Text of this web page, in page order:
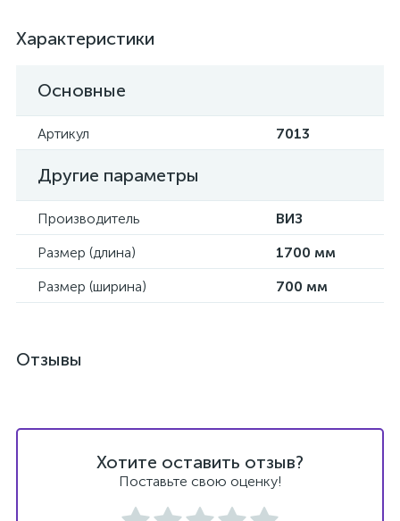
Характеристики
Основные
Артикул 7013
Другие параметры
Производитель
ВИЗ
Размер (длина)
1700 мм
Размер (ширина)
700 мм
Отзывы
Хотите оставить отзыв?
Поставьте свою оценку!